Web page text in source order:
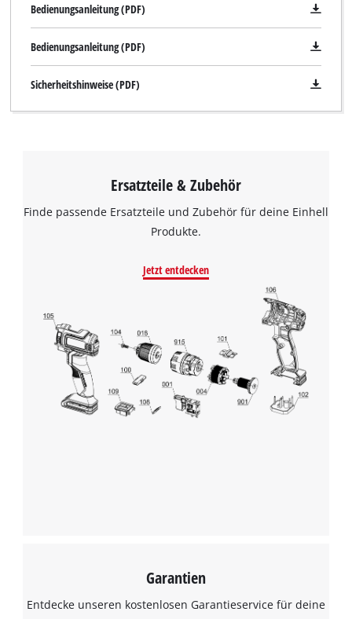
Bedienungsanleitung (PDF)
Bedienungsanleitung (PDF)
Sicherheitshinweise (PDF)
Ersatzteile & Zubehör
Finde passende Ersatzteile und Zubehör für deine Einhell
Produkte.
Jetzt entdecken
Garantien
Entdecke unseren kostenlosen Garantieservice für deine